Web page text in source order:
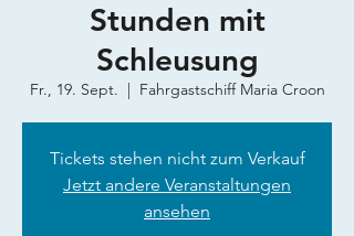
Stunden mit
Schleusung
Fr., 19. Sept.
  |
Fahrgastschiff Maria Croon
Tickets stehen nicht zum Verkauf
Jetzt andere Veranstaltungen
ansehen